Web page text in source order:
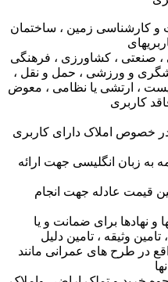
و کارشناسی زمین ، ساختمان
صنعتی ، کشاورزی ، فرهنگی
و ورزشی ، حمل و نقل ،
، ارتشی یا نظامی ، معوض
کاربری
خصوص املاک دارای کاربری
به زبان انگلیسی جهت ارائه
قیمت عادله جهت انجام
نهادها برای ضمانت و یا
وثیقه ، تامین دلیل
در طرح های عمرانی مانند